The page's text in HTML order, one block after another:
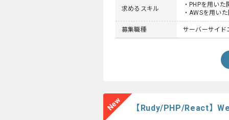
求めるスキル
・PHPを用い
・AWSを用い
募集職種 サーバーサイド
New 【Rudy/PHP/React】